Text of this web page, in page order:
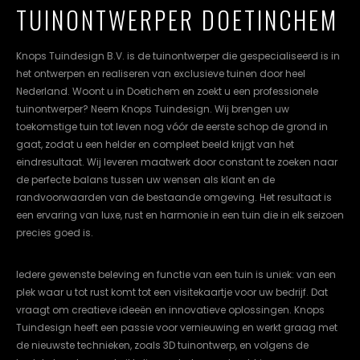
NL EN DE
TUINONTWERPER DOETINCHEM
Knops Tuindesign B.V. is de tuinontwerper die gespecialiseerd is in
het ontwerpen en realiseren van exclusieve tuinen door heel
Nederland. Woont u in Doetichem en zoekt u een professionele
tuinontwerper? Neem Knops Tuindesign. Wij brengen uw
toekomstige tuin tot leven nog vóór de eerste schop de grond in
gaat, zodat u een helder en compleet beeld krijgt van het
eindresultaat. Wij leveren maatwerk door constant te zoeken naar
de perfecte balans tussen uw wensen als klant en de
randvoorwaarden van de bestaande omgeving. Het resultaat is
een ervaring van luxe, rust en harmonie in een tuin die in elk seizoen
precies goed is.
Iedere gewenste beleving en functie van een tuin is uniek: van een
plek waar u tot rust komt tot een visitekaartje voor uw bedrijf. Dat
vraagt om creatieve ideeën en innovatieve oplossingen. Knops
Tuindesign heeft een passie voor vernieuwing en werkt graag met
de nieuwste technieken, zoals 3D tuinontwerp, en volgens de
cookievoorkeuren
instellen.
COOKIE-
INSTELLINGEN
ALLES
AFWIJZEN
ALLE
COOKIES
ACCEPTEREN